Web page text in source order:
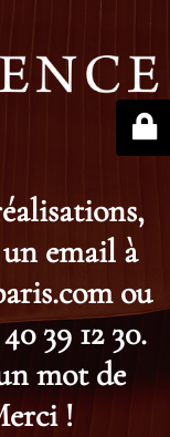
email à
ou
39 12 30.
mot de
!